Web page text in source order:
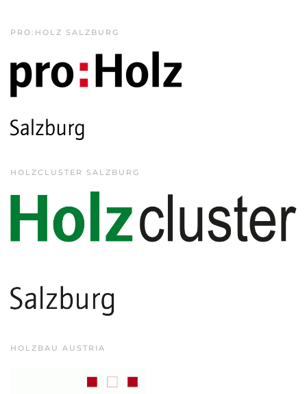
PRO:HOLZ SALZBURG
HOLZCLUSTER SALZBURG
HOLZBAU AUSTRIA